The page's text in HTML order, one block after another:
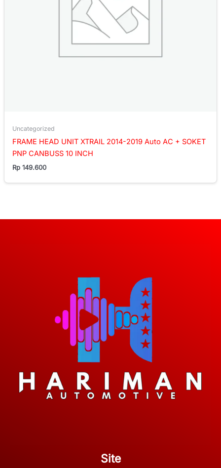
Uncategorized
FRAME HEAD UNIT XTRAIL 2014-2019 Auto AC + SOKET
PNP CANBUSS 10 INCH
Rp 149.600
Site